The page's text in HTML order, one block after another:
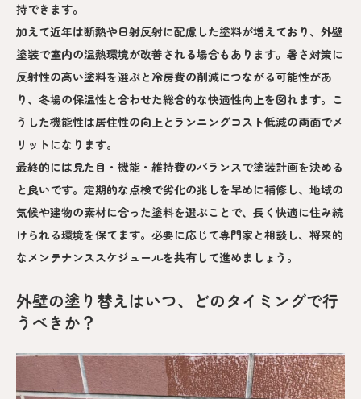
持できます。
加えて近年は断熱や日射反射に配慮した塗料が増えており、外壁
塗装で室内の温熱環境が改善される場合もあります。暑さ対策に
反射性の高い塗料を選ぶと冷房費の削減につながる可能性があ
り、冬場の保温性と合わせた総合的な快適性向上を図れます。こ
うした機能性は居住性の向上とランニングコスト低減の両面でメ
リットになります。
最終的には見た目・機能・維持費のバランスで塗装計画を決める
と良いです。定期的な点検で劣化の兆しを早めに補修し、地域の
気候や建物の素材に合った塗料を選ぶことで、長く快適に住み続
けられる環境を保てます。必要に応じて専門家と相談し、将来的
なメンテナンススケジュールを共有して進めましょう。
外壁の塗り替えはいつ、どのタイミングで行
うべきか？